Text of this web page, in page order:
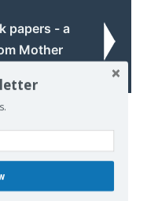
papers - a
Mother
aux peuples du